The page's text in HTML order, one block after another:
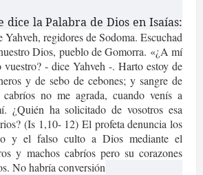
dice la Palabra de Dios en Isaías:
regidores de Sodoma. Escuchad
Dios, pueblo de Gomorra. «¿A mí
- dice Yahveh -. Harto estoy de
y de sebo de cebones; y sangre de
no me agrada, cuando venís a
¿Quién ha solicitado de vosotros esa
(Is 1,10- 12) El profeta denuncia los
y el falso culto a Dios mediante el
y machos cabríos pero su corazones
No habría conversión